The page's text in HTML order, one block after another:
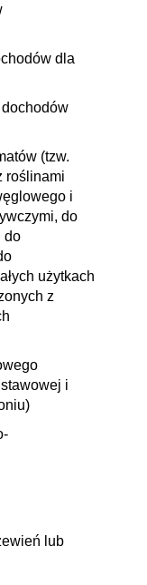
dla
dochodów
(tzw.
roślinami
i
do
do
użytkach
z
i
lub